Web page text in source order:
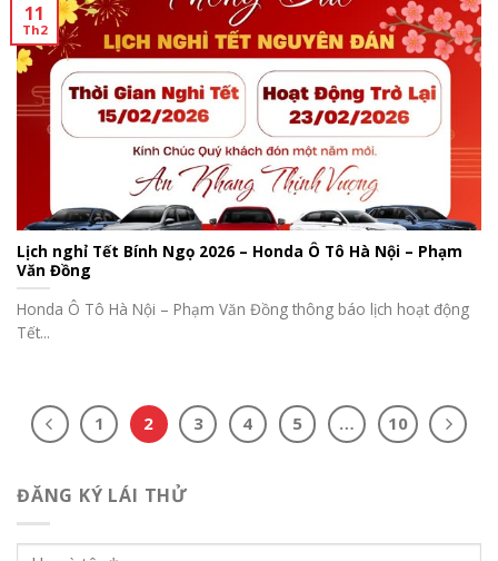
Lịch nghỉ Tết Bính Ngọ 2026 – Honda Ô Tô Hà Nội – Phạm
Văn Đồng
Honda Ô Tô Hà Nội – Phạm Văn Đồng thông báo lịch hoạt động
Tết...
11
Th2
1 2 3 4 5 … 10
ĐĂNG KÝ LÁI THỬ